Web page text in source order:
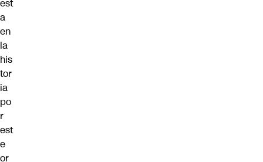
est
a
en
la
his
tor
ia
po
r
est
e
or